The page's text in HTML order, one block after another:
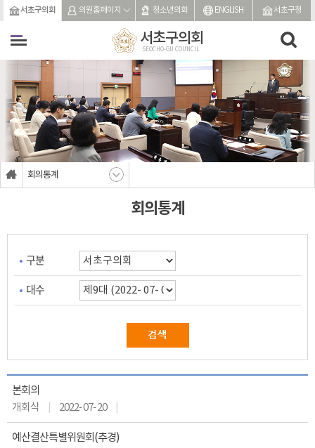
본문바로가기
서초구의회 의원홈페이지 청소년의회 ENGLISH 서초구청
서초구의회
SEOCHO-GU COUNCIL
회의통계
회의통계
구분
대수
본회의
개회식
2022- 07- 20
예산결산특별위원회(추경)